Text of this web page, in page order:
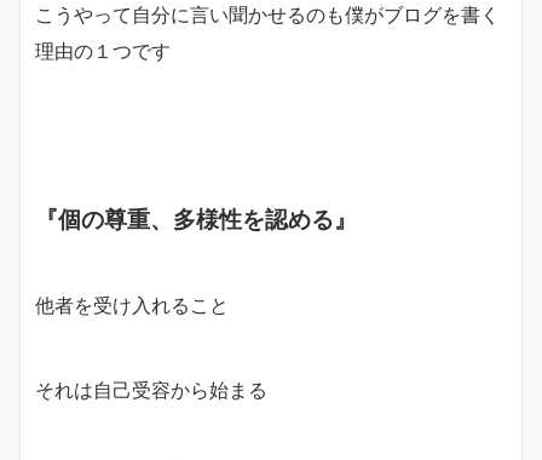
こうやって自分に言い聞かせるのも僕がブログを書く
理由の１つです
『個の尊重、多様性を認める』
他者を受け入れること
それは自己受容から始まる